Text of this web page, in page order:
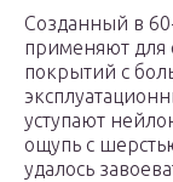
Созданный в
применяют для
покрытий с
уступают
ощупь с
удалось